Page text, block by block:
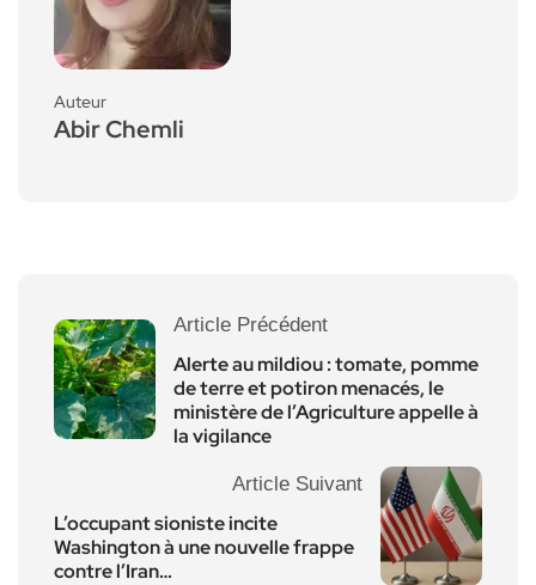
Auteur
Abir Chemli
Article Précédent
Alerte au mildiou : tomate, pomme
de terre et potiron menacés, le
ministère de l’Agriculture appelle à
la vigilance
Article Suivant
L’occupant sioniste incite
Washington à une nouvelle frappe
contre l’Iran…